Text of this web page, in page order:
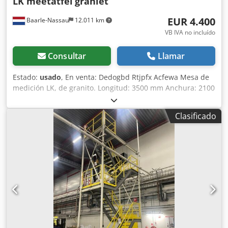
Baarle-Nassau 12.011 km EUR 4.400
VB IVA no incluído
Consultar Llamar
Estado: usado, En venta: Dedogbd Rtjpfx Acfewa Mesa de
medición LK, de granito. Longitud: 3500 mm Anchura: 2100
mm Grosor: 500 mm Peso: aproximadamente 10.000 kg
Incluye: cojinetes de aire Precio de la mesa de medición
LK: 4500,- Condiciones de entrega Plazo de entrega:
disponible en stock, sujeto a disponibilidad. Entrega: en
Baarle-Nassau. Pago: antes de la recogida. Precios: precios
netos, sin IVA. Machinehandel De Leeuw BV no se hace
responsable de las diferencias entre las especificaciones
técnicas de esta oferta y las de la máquina, los accesorios
y las piezas reales. Las máquinas, los accesorios y las
piezas se venden en el estado en que se encuentran y tal
como las conoce el comprador. No podemos ofrecer
garantía sobre las máquinas, los accesorios y las piezas
Clasificado